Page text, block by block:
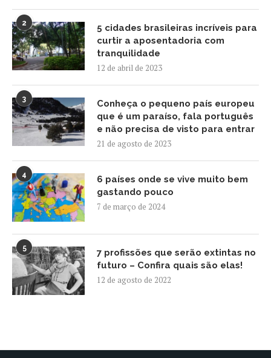
2
5 cidades brasileiras incríveis para
curtir a aposentadoria com
tranquilidade
12 de abril de 2023
3
Conheça o pequeno país europeu
que é um paraíso, fala português
e não precisa de visto para entrar
21 de agosto de 2023
4
6 países onde se vive muito bem
gastando pouco
7 de março de 2024
5
7 profissões que serão extintas no
futuro – Confira quais são elas!
12 de agosto de 2022